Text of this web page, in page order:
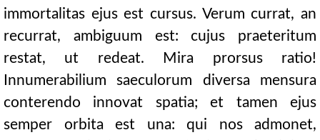
immortalitas ejus est cursus. Verum currat, an
recurrat, ambiguum est: cujus praeteritum
restat, ut redeat. Mira prorsus ratio!
Innumerabilium saeculorum diversa mensura
conterendo innovat spatia; et tamen ejus
semper orbita est una: qui nos admonet,